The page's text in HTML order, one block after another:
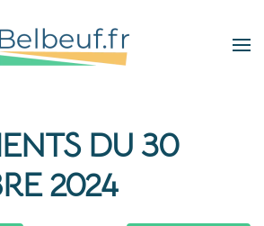
DU 30
2024